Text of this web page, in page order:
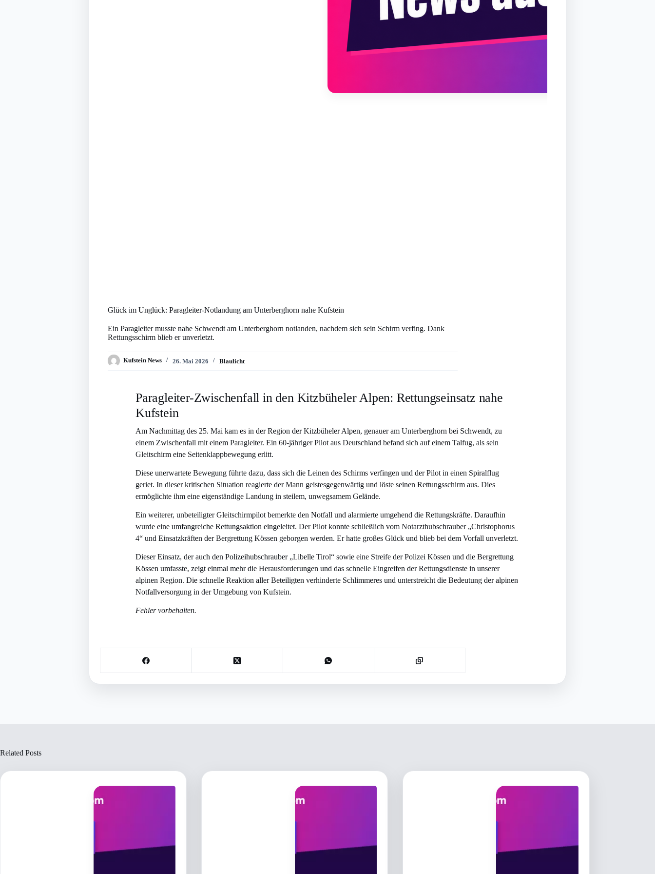
Glück im Unglück: Paragleiter-Notlandung am Unterberghorn nahe Kufstein
Ein Paragleiter musste nahe Schwendt am Unterberghorn notlanden, nachdem sich sein Schirm verfing. Dank
Rettungsschirm blieb er unverletzt.
Kufstein News 26. Mai 2026 Blaulicht
Paragleiter-Zwischenfall in den Kitzbüheler Alpen: Rettungseinsatz nahe
Kufstein
Am Nachmittag des 25. Mai kam es in der Region der Kitzbüheler Alpen, genauer am Unterberghorn bei Schwendt, zu
einem Zwischenfall mit einem Paragleiter. Ein 60-jähriger Pilot aus Deutschland befand sich auf einem Talfug, als sein
Gleitschirm eine Seitenklappbewegung erlitt.
Diese unerwartete Bewegung führte dazu, dass sich die Leinen des Schirms verfingen und der Pilot in einen Spiralflug
geriet. In dieser kritischen Situation reagierte der Mann geistesgegenwärtig und löste seinen Rettungsschirm aus. Dies
ermöglichte ihm eine eigenständige Landung in steilem, unwegsamem Gelände.
Ein weiterer, unbeteiligter Gleitschirmpilot bemerkte den Notfall und alarmierte umgehend die Rettungskräfte. Daraufhin
wurde eine umfangreiche Rettungsaktion eingeleitet. Der Pilot konnte schließlich vom Notarzthubschrauber „Christophorus
4“ und Einsatzkräften der Bergrettung Kössen geborgen werden. Er hatte großes Glück und blieb bei dem Vorfall unverletzt.
Dieser Einsatz, der auch den Polizeihubschrauber „Libelle Tirol“ sowie eine Streife der Polizei Kössen und die Bergrettung
Kössen umfasste, zeigt einmal mehr die Herausforderungen und das schnelle Eingreifen der Rettungsdienste in unserer
alpinen Region. Die schnelle Reaktion aller Beteiligten verhinderte Schlimmeres und unterstreicht die Bedeutung der alpinen
Notfallversorgung in der Umgebung von Kufstein.
Fehler vorbehalten.
Related Posts